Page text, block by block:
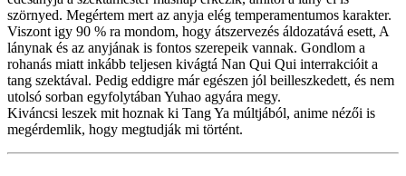
szörnyed. Megértem mert az anyja elég temperamentumos karakter.
Viszont igy 90 % ra mondom, hogy átszervezés áldozatává esett, A
lánynak és az anyjának is fontos szerepeik vannak. Gondlom a
rohanás miatt inkább teljesen kivágtá Nan Qui Qui interrakcióit a
tang szektával. Pedig eddigre már egészen jól beilleszkedett, és nem
utolsó sorban egyfolytában Yuhao agyára megy.
Kiváncsi leszek mit hoznak ki Tang Ya múltjából, anime nézői is
megérdemlik, hogy megtudják mi történt.